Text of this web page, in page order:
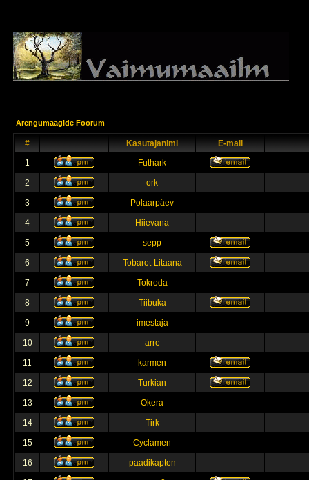
Arengumaagide Foorum
# Kasutajanimi
E-mail
1
Futhark
2 ork
3 Polaarpäev
4 Hiievana
5 sepp
6 Tobarot-Litaana
7 Tokroda
8 Tiibuka
9 imestaja
10 arre
11 karmen
12 Turkian
13 Okera
14 Tirk
15 Cyclamen
16 paadikapten